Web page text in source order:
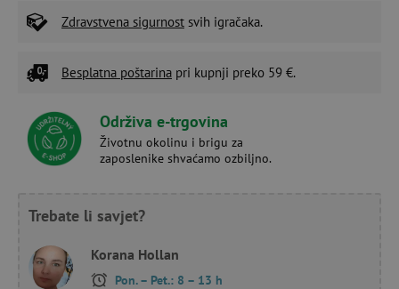
Zdravstvena sigurnost svih igračaka.
Besplatna poštarina pri kupnji preko 59 €.
Održiva e-trgovina
Životnu okolinu i brigu za
zaposlenike shvaćamo ozbiljno.
Trebate li savjet?
Korana Hollan
Pon. – Pet.: 8 – 13 h